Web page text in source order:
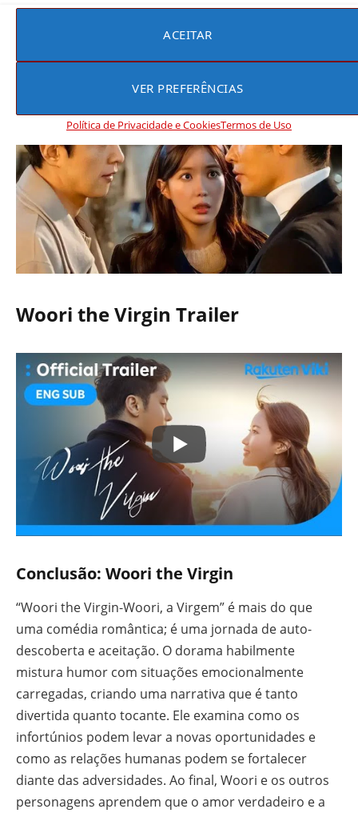
ACEITAR
VER PREFERÊNCIAS
Política de Privacidade e CookiesTermos de Uso
Woori the Virgin Trailer
Conclusão: Woori the Virgin
“Woori the Virgin-Woori, a Virgem” é mais do que
uma comédia romântica; é uma jornada de auto-
descoberta e aceitação. O dorama habilmente
mistura humor com situações emocionalmente
carregadas, criando uma narrativa que é tanto
divertida quanto tocante. Ele examina como os
infortúnios podem levar a novas oportunidades e
como as relações humanas podem se fortalecer
diante das adversidades. Ao final, Woori e os outros
personagens aprendem que o amor verdadeiro e a